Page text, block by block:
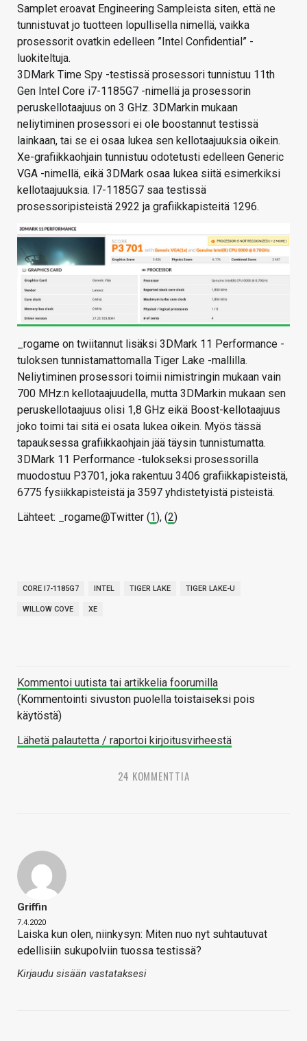
Samplet eroavat Engineering Sampleista siten, että ne
tunnistuvat jo tuotteen lopullisella nimellä, vaikka
prosessorit ovatkin edelleen ”Intel Confidential” -
luokiteltuja.
3DMark Time Spy -testissä prosessori tunnistuu 11th
Gen Intel Core i7-1185G7 -nimellä ja prosessorin
peruskellotaajuus on 3 GHz. 3DMarkin mukaan
neliytiminen prosessori ei ole boostannut testissä
lainkaan, tai se ei osaa lukea sen kellotaajuuksia oikein.
Xe-grafiikkaohjain tunnistuu odotetusti edelleen Generic
VGA -nimellä, eikä 3DMark osaa lukea siitä esimerkiksi
kellotaajuuksia. I7-1185G7 saa testissä
prosessoripisteistä 2922 ja grafiikkapisteitä 1296.
_rogame on twiitannut lisäksi 3DMark 11 Performance -
tuloksen tunnistamattomalla Tiger Lake -mallilla.
Neliytiminen prosessori toimii nimistringin mukaan vain
700 MHz:n kellotaajuudella, mutta 3DMarkin mukaan sen
peruskellotaajuus olisi 1,8 GHz eikä Boost-kellotaajuus
joko toimi tai sitä ei osata lukea oikein. Myös tässä
tapauksessa grafiikkaohjain jää täysin tunnistumatta.
3DMark 11 Performance -tulokseksi prosessorilla
muodostuu P3701, joka rakentuu 3406 grafiikkapisteistä,
6775 fysiikkapisteistä ja 3597 yhdistetyistä pisteistä.
Lähteet: _rogame@Twitter (1), (2)
CORE I7-1185G7 INTEL TIGER LAKE TIGER LAKE-U
WILLOW COVE XE
Kommentoi uutista tai artikkelia foorumilla
(Kommentointi sivuston puolella toistaiseksi pois
käytöstä)
Lähetä palautetta / raportoi kirjoitusvirheestä
24 KOMMENTTIA
Griffin
7.4.2020
Laiska kun olen, niinkysyn: Miten nuo nyt suhtautuvat
edellisiin sukupolviin tuossa testissä?
Kirjaudu sisään vastataksesi